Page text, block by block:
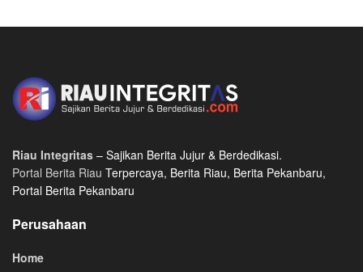
Riau Integritas – Sajikan Berita Jujur & Berdedikasi.
Portal Berita Riau Terpercaya, Berita Riau, Berita Pekanbaru,
Portal Berita Pekanbaru
Perusahaan
Home